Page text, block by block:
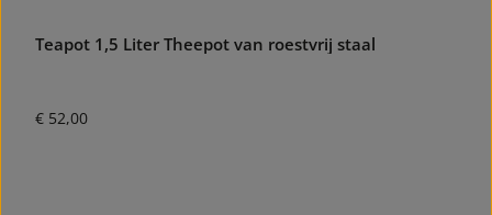
Teapot 1,5 Liter Theepot van roestvrij staal
Normale prijs:
€ 52,00